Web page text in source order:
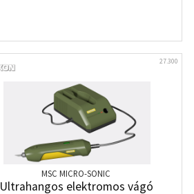
27.300
MSC MICRO-SONIC
Ultrahangos elektromos vágó